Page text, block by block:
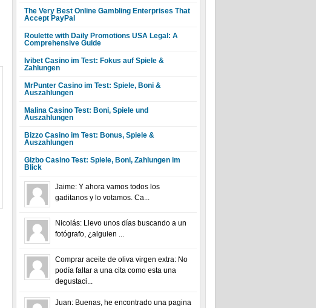
The Very Best Online Gambling Enterprises That
Accept PayPal
Roulette with Daily Promotions USA Legal: A
Comprehensive Guide
Ivibet Casino im Test: Fokus auf Spiele &
Zahlungen
MrPunter Casino im Test: Spiele, Boni &
Auszahlungen
Malina Casino Test: Boni, Spiele und
Auszahlungen
Bizzo Casino im Test: Bonus, Spiele &
Auszahlungen
Gizbo Casino Test: Spiele, Boni, Zahlungen im
Blick
Jaime: Y ahora vamos todos los
gaditanos y lo votamos. Ca...
Nicolás: Llevo unos días buscando a un
fotógrafo, ¿alguien ...
Comprar aceite de oliva virgen extra: No
podía faltar a una cita como esta una
degustaci...
Juan: Buenas, he encontrado una pagina